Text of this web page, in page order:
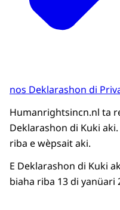
nos Deklarashon di
Humanrightsincn.nl ta
Deklarashon di Kuki
riba e wèpsait aki.
E Deklarashon di Kuki
biaha riba 13 di yanüari